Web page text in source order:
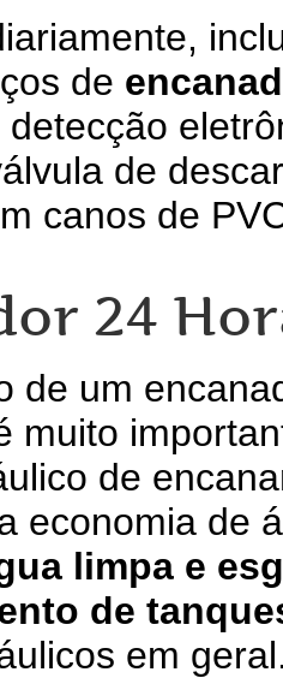
de
de
canos de
24
de um
muito
de
economia de
limpa e
de
em